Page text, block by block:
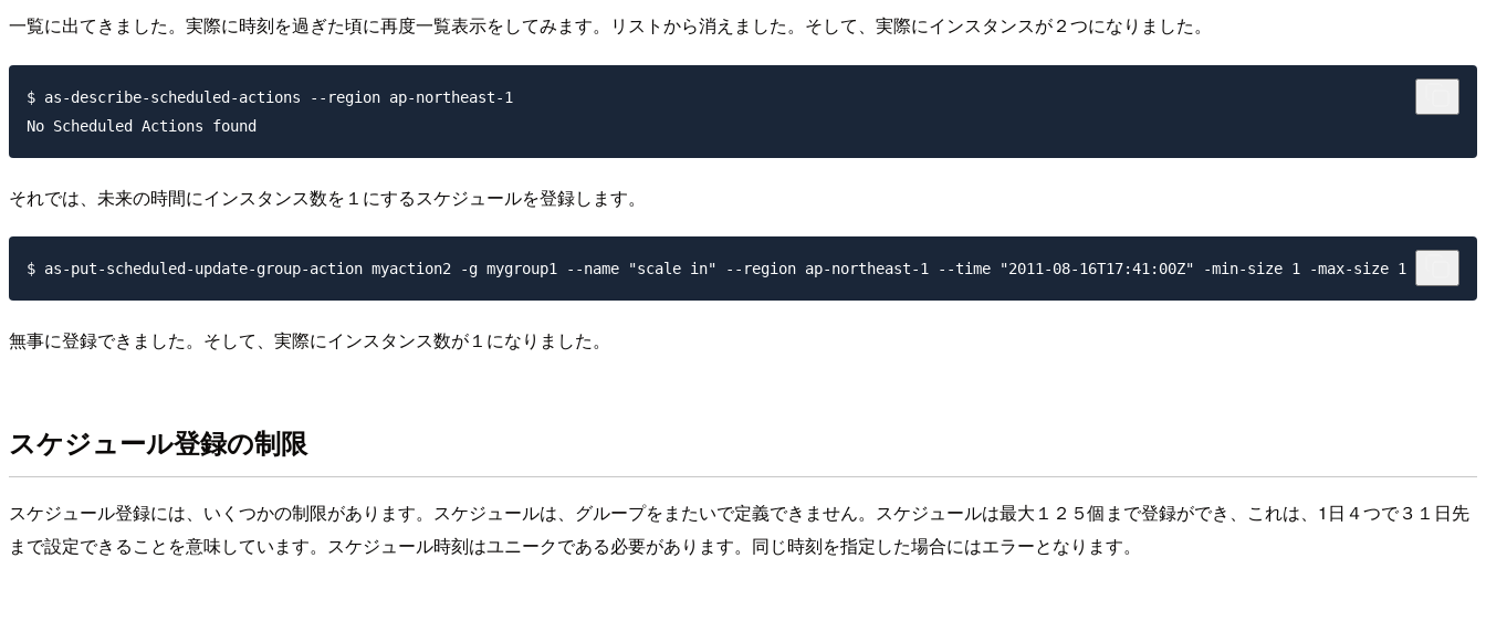
一覧に出てきました。実際に時刻を過ぎた頃に再度一覧表示をしてみます。リストから消えました。そして、実際にインスタンスが２つになりました。
$ as-describe-scheduled-actions --region ap-northeast-1
それでは、未来の時間にインスタンス数を１にするスケジュールを登録します。
無事に登録できました。そして、実際にインスタンス数が１になりました。
スケジュール登録の制限
スケジュール登録には、いくつかの制限があります。スケジュールは、グループをまたいで定義できません。スケジュールは最大１２５個まで登録ができ、これは、1日４つで３１日先
まで設定できることを意味しています。スケジュール時刻はユニークである必要があります。同じ時刻を指定した場合にはエラーとなります。